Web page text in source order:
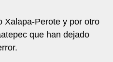
Xalapa-Perote y por otro
que han dejado